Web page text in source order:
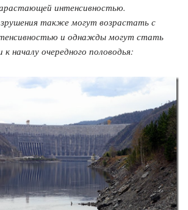
интенсивностью.
также могут возрастать с
и однажды могут стать
началу очередного половодья: